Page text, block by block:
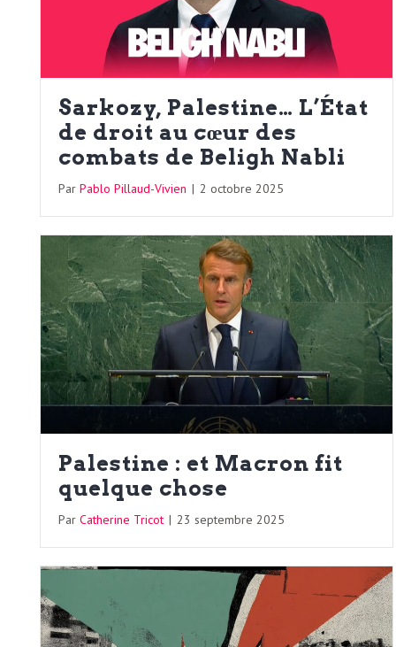
g
a
r
d
s
Sarkozy, Palestine… L’État
de droit au cœur des
combats de Beligh Nabli
Par Pablo Pillaud-Vivien | 2 octobre 2025
Palestine : et Macron fit
quelque chose
Par Catherine Tricot | 23 septembre 2025